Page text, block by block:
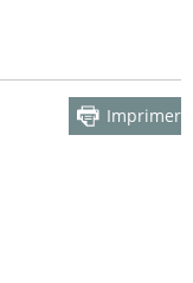
Imprimer